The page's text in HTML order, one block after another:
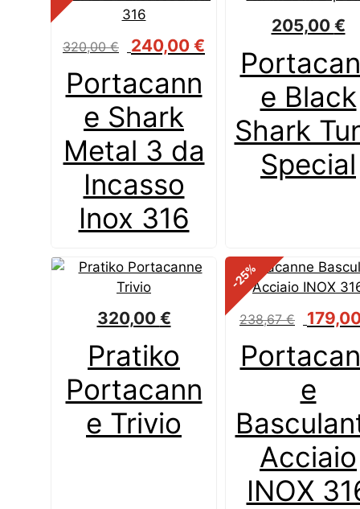
Portacann
e Shark
Metal 3 da
Incasso
Inox 316
320,00€
Il
originale
era:
320,00 €.
240,00 €
prezzo
attuale
240,00 €.
e Black
Shark
Special
205,00 €
Pratiko
Portacann
e Trivio
320,00 €
-25
%
e
Acciaio
INOX
238,67€
Il
originale
era:
238,67